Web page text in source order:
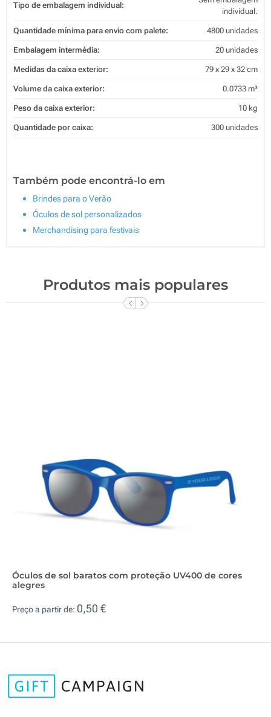
Tipo de embalagem individual:
individual.
Quantidade mínima para envio com palete: 4800 unidades
Embalagem intermédia: 20 unidades
Medidas da caixa exterior: 79 x 29 x 32 cm
Volume da caixa exterior: 0.0733 m³
Peso da caixa exterior: 10 kg
Quantidade por caixa: 300 unidades
Também pode encontrá-lo em
Brindes para o Verão
Óculos de sol personalizados
Merchandising para festivais
Produtos mais populares
Óculos de sol baratos com proteção UV400 de cores
alegres
Preço a partir de: 0,50 €